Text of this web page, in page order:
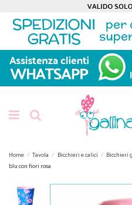
Home Tavola Bicchieri e calici Bicchieri
blu con fiori rosa